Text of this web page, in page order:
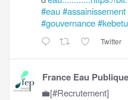
#eau#assainissement
#gouvernance#kebetu
Twitter
France Eau Publique
💼[#Recrutement]